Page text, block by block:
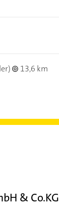
13,6 km
& Co.KG